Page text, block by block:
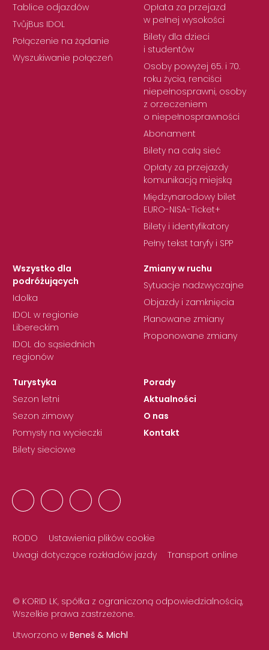
Tablice odjazdów
TvůjBus IDOL
Połączenie na żądanie
Wyszukiwanie połączeń
Opłata za przejazd
w pełnej wysokości
Bilety dla dzieci
i studentów
Osoby powyżej 65. i 70.
roku życia, renciści
niepełnosprawni, osoby
z orzeczeniem
o niepełnosprawności
Abonament
Bilety na całą sieć
Opłaty za przejazdy
komunikacją miejską
Międzynarodowy bilet
EURO-NISA-Ticket+
Bilety i identyfikatory
Pełny tekst taryfy i SPP
Wszystko dla
podróżujących
Idolka
IDOL w regionie
Libereckim
IDOL do sąsiednich
regionów
Zmiany w ruchu
Sytuacje nadzwyczajne
Objazdy i zamknięcia
Planowane zmiany
Proponowane zmiany
Turystyka
Sezon letni
Sezon zimowy
Pomysły na wycieczki
Bilety sieciowe
Porady
Aktualności
O nas
Kontakt
RODO
Ustawienia plików cookie
Uwagi dotyczące rozkładów jazdy
Transport online
© KORID LK, spółka z ograniczoną odpowiedzialnością,
Wszelkie prawa zastrzeżone.
Utworzono w Beneš & Michl